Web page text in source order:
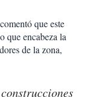
que este
que encabeza la
de la zona,